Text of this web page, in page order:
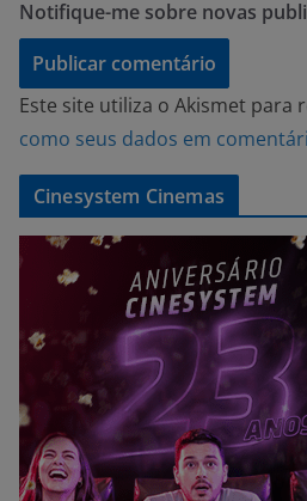
Notifique-me sobre novas
Este site utiliza o Akismet para
como seus dados em
Cinesystem Cinemas